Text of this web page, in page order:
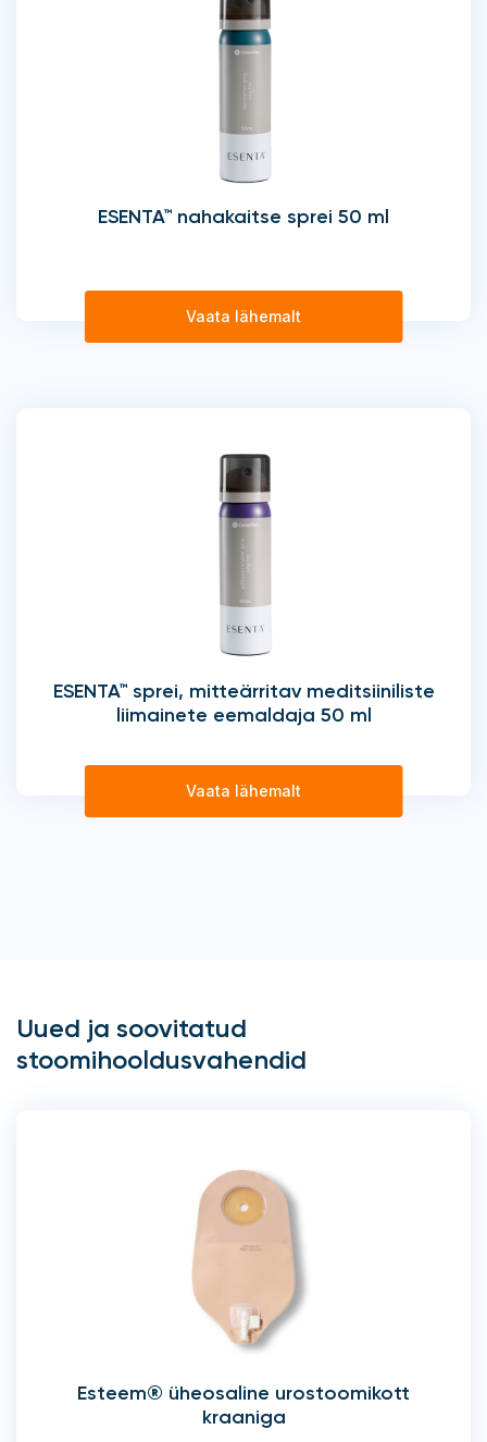
ESENTA™ nahakaitse sprei 50 ml
Vaata lähemalt
ESENTA™ sprei, mitteärritav meditsiiniliste
liimainete eemaldaja 50 ml
Vaata lähemalt
Uued ja soovitatud
stoomihooldusvahendid
Esteem® üheosaline urostoomikott
kraaniga